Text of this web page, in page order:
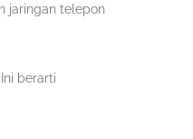
jaringan telepon
berarti